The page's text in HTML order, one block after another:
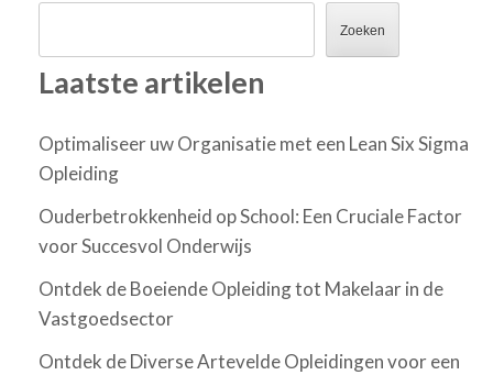
Zoeken
Laatste artikelen
Optimaliseer uw Organisatie met een Lean Six Sigma
Opleiding
Ouderbetrokkenheid op School: Een Cruciale Factor
voor Succesvol Onderwijs
Ontdek de Boeiende Opleiding tot Makelaar in de
Vastgoedsector
Ontdek de Diverse Artevelde Opleidingen voor een